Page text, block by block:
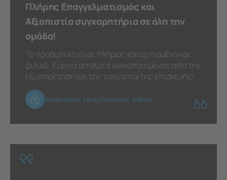
Πλήρης Επαγγελματισμός και
Αξιοπιστία συγχαρητήρια σε όλη την
ομάδα!
Το προσωπικό είναι πλήρως καταρτισμένο και
φιλικό. Έμεινα απόλυτα ικανοποιημένος από την
εξυπηρέτηση και την ταχύτητα της επισκευής!
Αποστόλης Μητρόπουλος Αθήνα